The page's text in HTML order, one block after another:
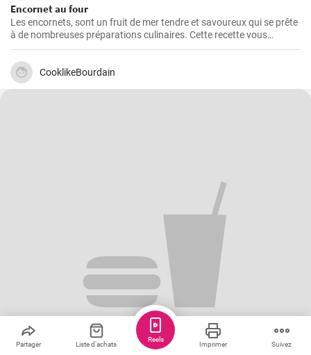
Encornet au four
Les encornets, sont un fruit de mer tendre et savoureux qui se prête
à de nombreuses préparations culinaires. Cette recette vous
guidera à travers les étapes pour préparer des encornets farcis avec
une garniture de légumes et de riz.
CooklikeBourdain
Partager Liste d'achats Imprimer Suivez
Reels